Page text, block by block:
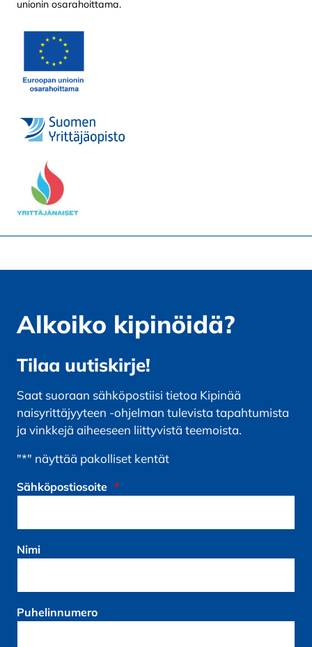
unionin osarahoittama.
Alkoiko kipinöidä?
Tilaa uutiskirje!
Saat suoraan sähköpostiisi tietoa Kipinää
naisyrittäjyyteen -ohjelman tulevista tapahtumista
ja vinkkejä aiheeseen liittyvistä teemoista.
"*" näyttää pakolliset kentät
Sähköpostiosoite *
Nimi
Puhelinnumero